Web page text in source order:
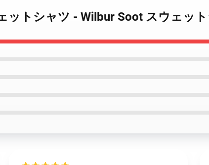
ットシャツ - Wilbur Soot スウェッ